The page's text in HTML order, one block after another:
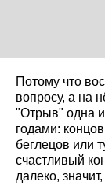
Потому что
вопросу, а на
"Отрыв" одна
годами:
беглецов или
счастливый
далеко,